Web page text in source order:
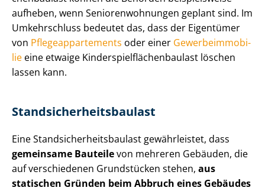
aufheben, wenn Se­nio­ren­woh­nun­gen geplant sind. Im
Umkehrschluss bedeutet das, dass der Eigentümer
von Pfle­ge­ap­par­te­ments oder einer Ge­wer­be­im­mo­bi­
lie eine etwaige Kin­der­spiel­flä­chen­bau­last löschen
lassen kann.
Stand­si­cher­heits­bau­last
Eine Stand­si­cher­heits­bau­last gewährleistet, dass
gemeinsame Bauteilevon mehreren Gebäuden, die
auf verschiedenen Grundstücken stehen, aus
statischen Gründen beim Abbruch eines Gebäudes